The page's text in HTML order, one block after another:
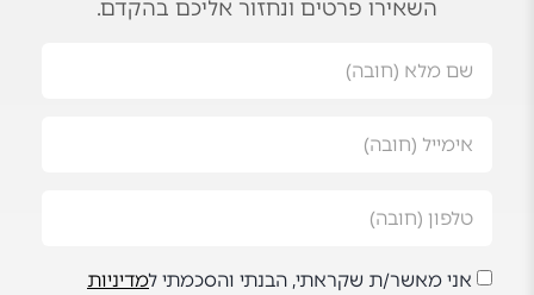
השאירו פרטים ונחזור אליכם בהקדם.
אני מאשר/ת שקראתי, הבנתי והסכמתי למדיניות